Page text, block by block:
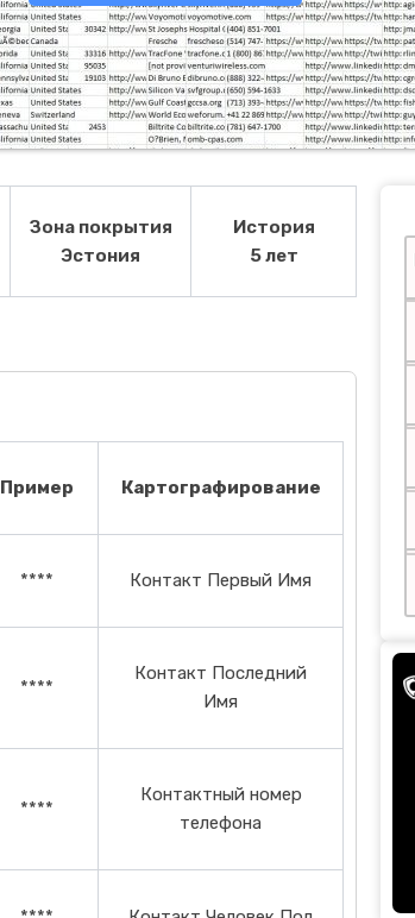
Зона покрытия
Эстония
История
5 лет
Пример Картографирование
**** Контакт Первый Имя
****
Контакт Последний
Имя
****
Контактный номер
телефона